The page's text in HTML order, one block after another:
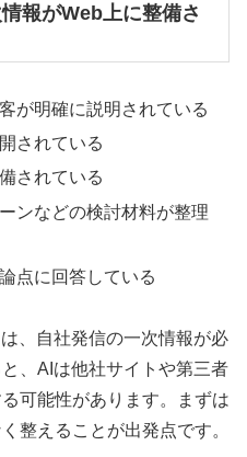
報がWeb上に整備さ
が明確に説明されている
されている
されている
ンなどの検討材料が整理
点に回答している
、自社発信の一次情報が必
、AIは他社サイトや第三者
可能性があります。まずは
整えることが出発点です。